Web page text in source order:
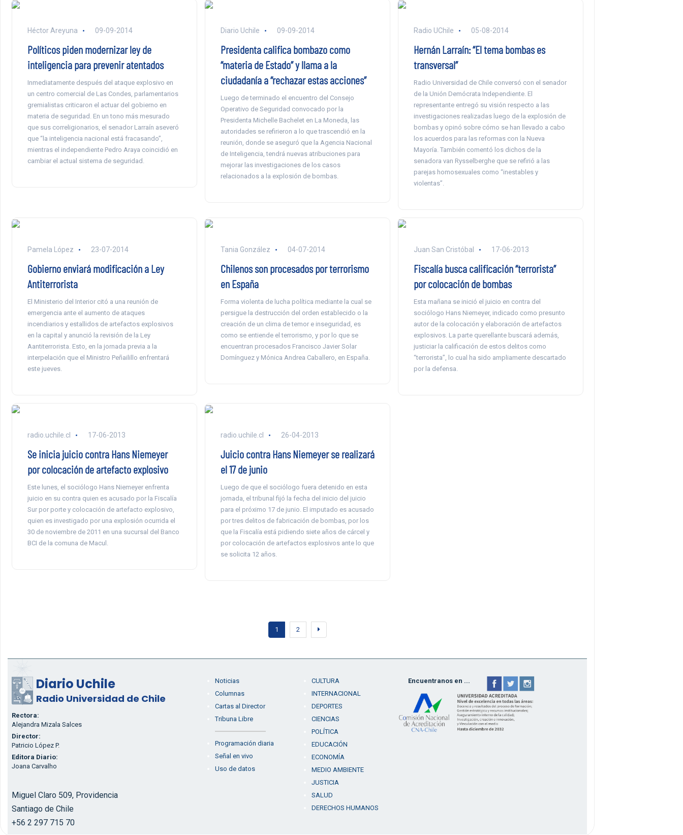
Héctor Areyuna 09-09-2014
Políticos piden modernizar ley de
inteligencia para prevenir atentados
Inmediatamente después del ataque explosivo en
un centro comercial de Las Condes, parlamentarios
gremialistas criticaron el actuar del gobierno en
materia de seguridad. En un tono más mesurado
que sus correligionarios, el senador Larraín aseveró
que “la inteligencia nacional está fracasando”,
mientras el independiente Pedro Araya coincidió en
cambiar el actual sistema de seguridad.
Diario Uchile 09-09-2014
Presidenta califica bombazo como
“materia de Estado” y llama a la
ciudadanía a “rechazar estas acciones”
Luego de terminado el encuentro del Consejo
Operativo de Seguridad convocado por la
Presidenta Michelle Bachelet en La Moneda, las
autoridades se refirieron a lo que trascendió en la
reunión, donde se aseguró que la Agencia Nacional
de Inteligencia, tendrá nuevas atribuciones para
mejorar las investigaciones de los casos
relacionados a la explosión de bombas.
Radio UChile 05-08-2014
Hernán Larraín: “El tema bombas es
transversal”
Radio Universidad de Chile conversó con el senador
de la Unión Demócrata Independiente. El
representante entregó su visión respecto a las
investigaciones realizadas luego de la explosión de
bombas y opinó sobre cómo se han llevado a cabo
los acuerdos para las reformas con la Nueva
Mayoría. También comentó los dichos de la
senadora van Rysselberghe que se refirió a las
parejas homosexuales como “inestables y
violentas”.
Pamela López 23-07-2014
Gobierno enviará modificación a Ley
Antiterrorista
El Ministerio del Interior citó a una reunión de
emergencia ante el aumento de ataques
incendiarios y estallidos de artefactos explosivos
en la capital y anunció la revisión de la Ley
Aantiterrorista. Esto, en la jornada previa a la
interpelación que el Ministro Peñailillo enfrentará
este jueves.
Tania González 04-07-2014
Chilenos son procesados por terrorismo
en España
Forma violenta de lucha política mediante la cual se
persigue la destrucción del orden establecido o la
creación de un clima de temor e inseguridad, es
como se entiende el terrorismo, y por lo que se
encuentran procesados Francisco Javier Solar
Domínguez y Mónica Andrea Caballero, en España.
Juan San Cristóbal 17-06-2013
Fiscalía busca calificación “terrorista”
por colocación de bombas
Esta mañana se inició el juicio en contra del
sociólogo Hans Niemeyer, indicado como presunto
autor de la colocación y elaboración de artefactos
explosivos. La parte querellante buscará además,
justiciar la calificación de estos delitos como
“terrorista”, lo cual ha sido ampliamente descartado
por la defensa.
radio.uchile.cl 17-06-2013
Se inicia juicio contra Hans Niemeyer
por colocación de artefacto explosivo
Este lunes, el sociólogo Hans Niemeyer enfrenta
juicio en su contra quien es acusado por la Fiscalía
Sur por porte y colocación de artefacto explosivo,
quien es investigado por una explosión ocurrida el
30 de noviembre de 2011 en una sucursal del Banco
BCI de la comuna de Macul.
radio.uchile.cl 26-04-2013
Juicio contra Hans Niemeyer se realizará
el 17 de junio
Luego de que el sociólogo fuera detenido en esta
jornada, el tribunal fijó la fecha del inicio del juicio
para el próximo 17 de junio. El imputado es acusado
por tres delitos de fabricación de bombas, por los
que la Fiscalía está pidiendo siete años de cárcel y
por colocación de artefactos explosivos ante lo que
se solicita 12 años.
1 2
Diario Uchile
Radio Universidad de Chile
Rectora:
Alejandra Mizala Salces
Director:
Patricio López P.
Editora Diario:
Joana Carvalho
Miguel Claro 509, Providencia
Santiago de Chile
+56 2 297 715 70
Noticias
Columnas
Cartas al Director
Tribuna Libre
Programación diaria
Señal en vivo
Uso de datos
CULTURA
INTERNACIONAL
DEPORTES
CIENCIAS
POLÍTICA
EDUCACIÓN
ECONOMÍA
MEDIO AMBIENTE
JUSTICIA
SALUD
DERECHOS HUMANOS
Encuentranos en ...